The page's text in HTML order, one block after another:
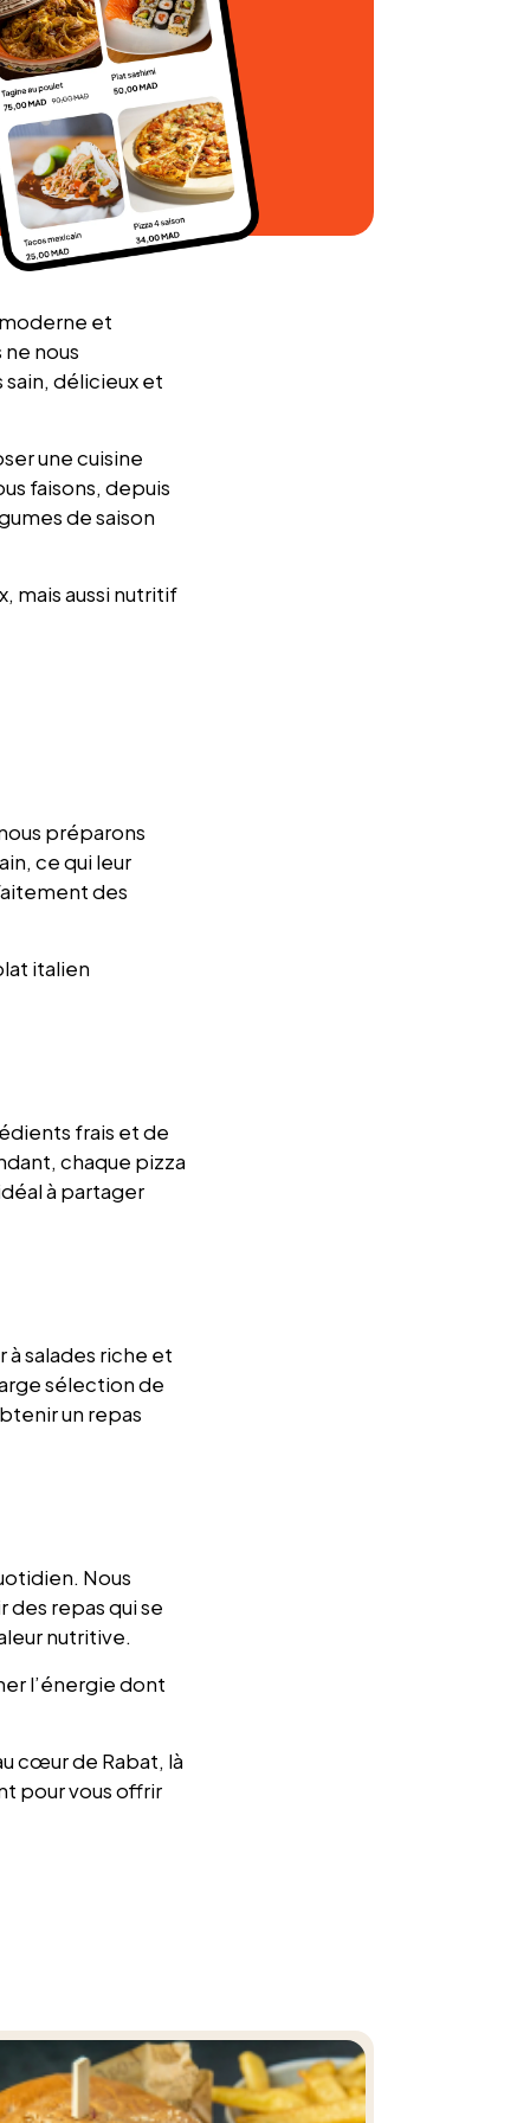
et
nous
délicieux et
une cuisine
faisons, depuis
de saison
mais aussi nutritif
préparons
ce qui leur
des
italien
frais et de
chaque pizza
à partager
salades riche et
sélection de
un repas
Nous
des repas qui se
nutritive.
l’énergie dont
cœur de Rabat, là
pour vous offrir